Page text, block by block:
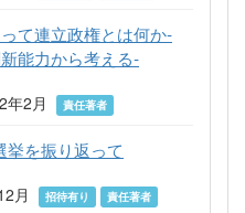
て連立政権とは何か‐
能力から考える‐
年2月
責任著者
を振り返って
月
招待有り 責任著者